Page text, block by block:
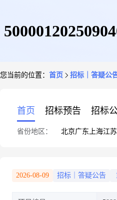
您当前的位置： 首页 招标｜答疑公
首页 招标预告 招标
省份地区： 北京广东 上海江苏
2026-08-09 招标｜答疑公告